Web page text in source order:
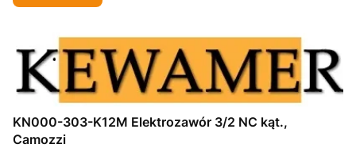
KN000-303-K12M Elektrozawór 3/2 NC kąt.,
Camozzi